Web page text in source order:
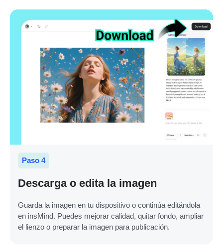
Paso 4
Descarga o edita la imagen
Guarda la imagen en tu dispositivo o continúa editándola
en insMind. Puedes mejorar calidad, quitar fondo, ampliar
el lienzo o preparar la imagen para publicación.